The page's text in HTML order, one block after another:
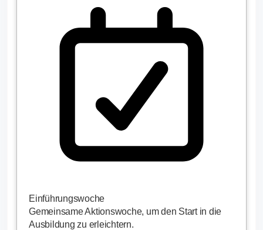
Einführungswoche
Gemeinsame Aktionswoche, um den Start in die
Ausbildung zu erleichtern.